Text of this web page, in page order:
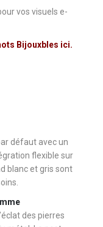
vos visuels e-
Bijouxbles ici.
défaut avec un
flexible sur
blanc et gris sont
des pierres